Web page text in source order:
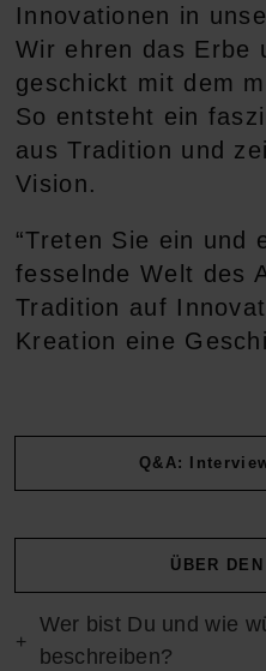
Innovationen in
Wir ehren das Erbe
geschickt mit dem
So entsteht ein
aus Tradition und
Vision.
“Treten Sie ein und
fesselnde Welt des
Tradition auf
Kreation eine
Q&A:
ÜBER
Wer bist Du und wie
beschreiben?